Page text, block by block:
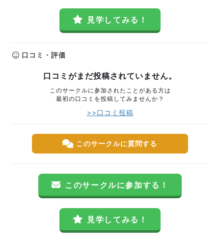
見学してみる！
口コミ・評価
口コミがまだ投稿されていません。
このサークルに参加されたことがある方は
最初の口コミを投稿してみませんか？
>>口コミ投稿
このサークルに質問する
このサークルに参加する！
見学してみる！